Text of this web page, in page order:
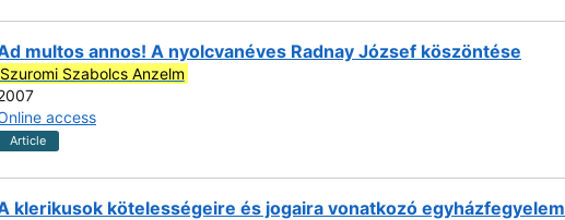
multos annos! A nyolcvanéves Radnay József köszöntése
Szuromi Szabolcs Anzelm
access
Article
klerikusok kötelességeire és jogaira vonatkozó egyházfegyelem